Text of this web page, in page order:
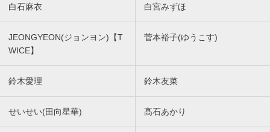
白石麻衣 白宮みずほ
JEONGYEON(ジョンヨン)【T
WICE】
菅本裕子(ゆうこす)
鈴木愛理 鈴木友菜
せいせい(田向星華) 髙石あかり